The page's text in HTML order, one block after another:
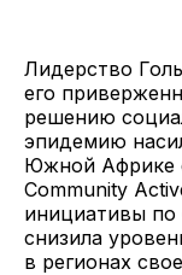
Лидерство
его
решению
эпидемию
Южной Африке
Community
инициативы по
снизила
в регионах